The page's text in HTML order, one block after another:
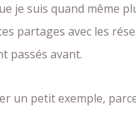
je suis quand même
partages avec les
passés avant.
un petit exemple,